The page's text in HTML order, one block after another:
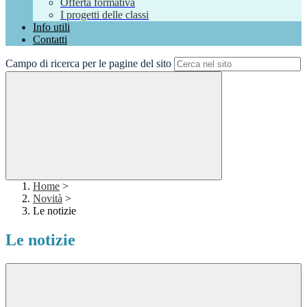
Offerta formativa
I progetti delle classi
Info utili
Contatti
Campo di ricerca per le pagine del sito
Home >
Novità >
Le notizie
Le notizie